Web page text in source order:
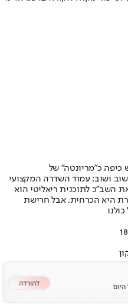
כיפה כ"מריונטה" של
ושוב: עמוד השדרה המקצועי
השב"כ לתוכנית ריאליטי הוא
היא הכרחית, אבל חרישת